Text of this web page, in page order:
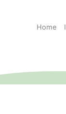
Home